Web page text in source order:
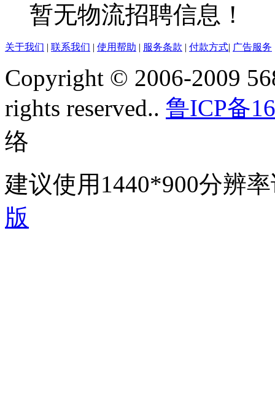
暂无物流招聘信息！
关于我们 | 联系我们 | 使用帮助 | 服务条款 | 付款方式| 广告服务
Copyright © 2006-2009
rights reserved.. 鲁ICP备
络
建议使用1440*900分辨
版